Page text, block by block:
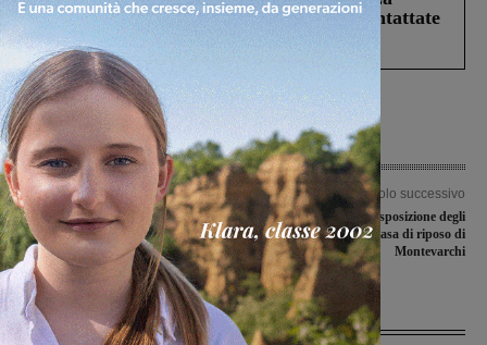
Prefettura: “In caso di avvistamento contattate
il 112”
Articolo precedente
Settantesimo posto per Vincenzo
Albanese al Giro d’Italia
Articolo successivo
Un orto sociale a disposizione degli
anziani della Casa di riposo di
Montevarchi
Ultime Notizie